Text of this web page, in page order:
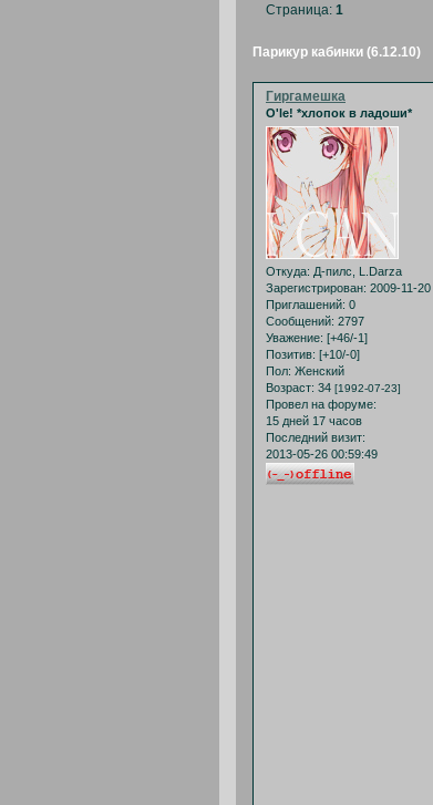
Парикур кабинки (6.12.10)
Страница:1
Гиргамешка
O'le! *хлопок в ладоши*
Откуда: Д-пилс, L.Darza
Зарегистрирован: 2009-11-20
Приглашений: 0
Сообщений: 2797
Уважение: [+46/-1]
Позитив: [+10/-0]
Пол: Женский
Возраст: 34 [1992-07-23]
Провел на форуме:
15 дней 17 часов
Последний визит:
2013-05-26 00:59:49